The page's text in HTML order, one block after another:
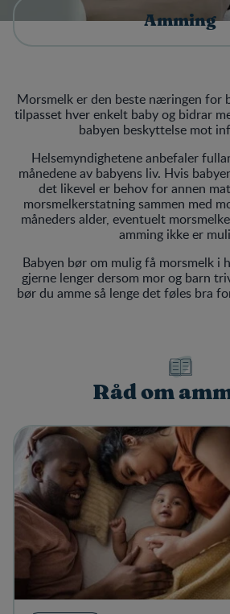
Amming
Morsmelk er den beste næringen for
tilpasset hver enkelt baby og bidrar
babyen beskyttelse mot
Helsemyndighetene anbefaler
månedene av babyens liv. Hvis
det likevel er behov for annen
morsmelkerstatning sammen med
måneders alder, eventuelt
amming ikke er
Babyen bør om mulig få morsmelk i
gjerne lenger dersom mor og barn
bør du amme så lenge det føles bra
Råd om